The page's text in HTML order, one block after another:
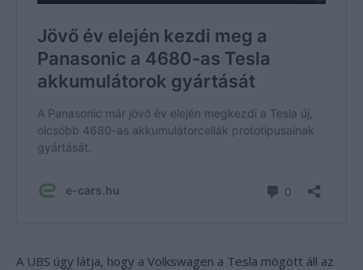
A UBS úgy látja, hogy a Volkswagen a Tesla mögött áll az